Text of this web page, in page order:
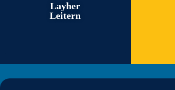
Layher
Leitern